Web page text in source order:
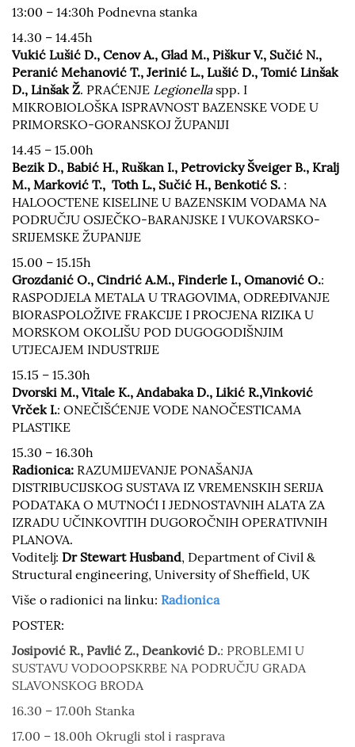
13:00 – 14:30h Podnevna stanka
14.30 – 14.45h
Vukić Lušić D., Cenov A., Glad M., Piškur V., Sučić N.,
Peranić Mehanović T., Jerinić L., Lušić D., Tomić Linšak
D., Linšak Ž. PRAĆENJE Legionellaspp. I
MIKROBIOLOŠKA ISPRAVNOST BAZENSKE VODE U
PRIMORSKO-GORANSKOJ ŽUPANIJI
14.45 – 15.00h
Bezik D., Babić H., Ruškan I., Petrovicky Šveiger B., Kralj
M., Marković T., Toth L., Sučić H., Benkotić S. :
HALOOCTENE KISELINE U BAZENSKIM VODAMA NA
PODRUČJU OSJEČKO-BARANJSKE I VUKOVARSKO-
SRIJEMSKE ŽUPANIJE
15.00 – 15.15h
Grozdanić O., Cindrić A.M., Finderle I., Omanović O.:
RASPODJELA METALA U TRAGOVIMA, ODREĐIVANJE
BIORASPOLOŽIVE FRAKCIJE I PROCJENA RIZIKA U
MORSKOM OKOLIŠU POD DUGOGODIŠNJIM
UTJECAJEM INDUSTRIJE
15.15 – 15.30h
Dvorski M., Vitale K., Andabaka D., Likić R.,Vinković
Vrček I.: ONEČIŠĆENJE VODE NANOČESTICAMA
PLASTIKE
15.30 – 16.30h
Radionica: RAZUMIJEVANJE PONAŠANJA
DISTRIBUCIJSKOG SUSTAVA IZ VREMENSKIH SERIJA
PODATAKA O MUTNOĆI I JEDNOSTAVNIH ALATA ZA
IZRADU UČINKOVITIH DUGOROČNIH OPERATIVNIH
PLANOVA.
Voditelj: Dr Stewart Husband, Department of Civil &
Structural engineering, University of Sheffield, UK
Više o radionici na linku: Radionica
POSTER:
Josipović R., Pavlić Z., Deanković D.: PROBLEMI U
SUSTAVU VODOOPSKRBE NA PODRUČJU GRADA
SLAVONSKOG BRODA
16.30 – 17.00h Stanka
17.00 – 18.00h Okrugli stol i rasprava